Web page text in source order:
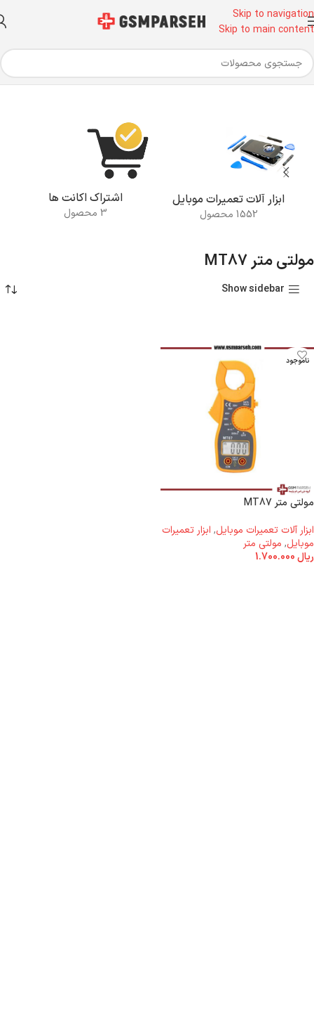
Skip to navigation
Skip to main content
خانه محصولات برچسب خورده “مولتی متر MT87”
ابزار آلات تعمیرات موبایل
1552 محصول
اشتراک اکانت ها
3 محصول
مولتی متر MT87
Show sidebar
ناموجود
مولتی متر MT87
ابزار آلات تعمیرات موبایل, ابزار تعمیرات
موبایل, مولتی متر
ریال